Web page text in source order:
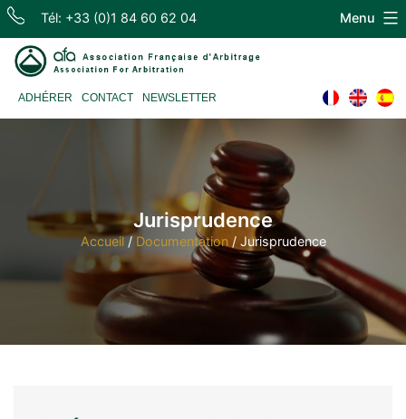
Skip
content
Tél: +33 (0)1 84 60 62 04
ADHÉRER CONTACT NEWSLETTER
Menu
Jurisprudence
Accueil/ Documentation/ Jurisprudence